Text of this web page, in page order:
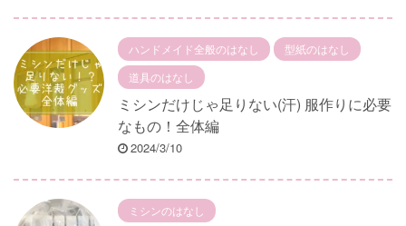
ハンドメイド全般のはなし
型紙のはなし
道具のはなし
ミシンだけじゃ足りない(汗) 服作りに必要
なもの！全体編
2024/3/10
ミシンのはなし